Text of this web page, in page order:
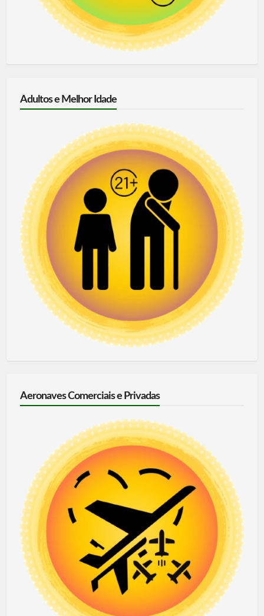
Adultos e Melhor Idade
Aeronaves Comerciais e Privadas